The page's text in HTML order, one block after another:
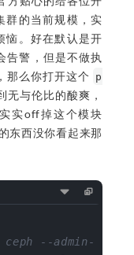
群的当前规模，实
恼。好在默认是开
告警，但是不做执
那么你打开这个
p
无与伦比的酸爽，
实off掉这个模块
东西没你看起来那
ceph --admin-